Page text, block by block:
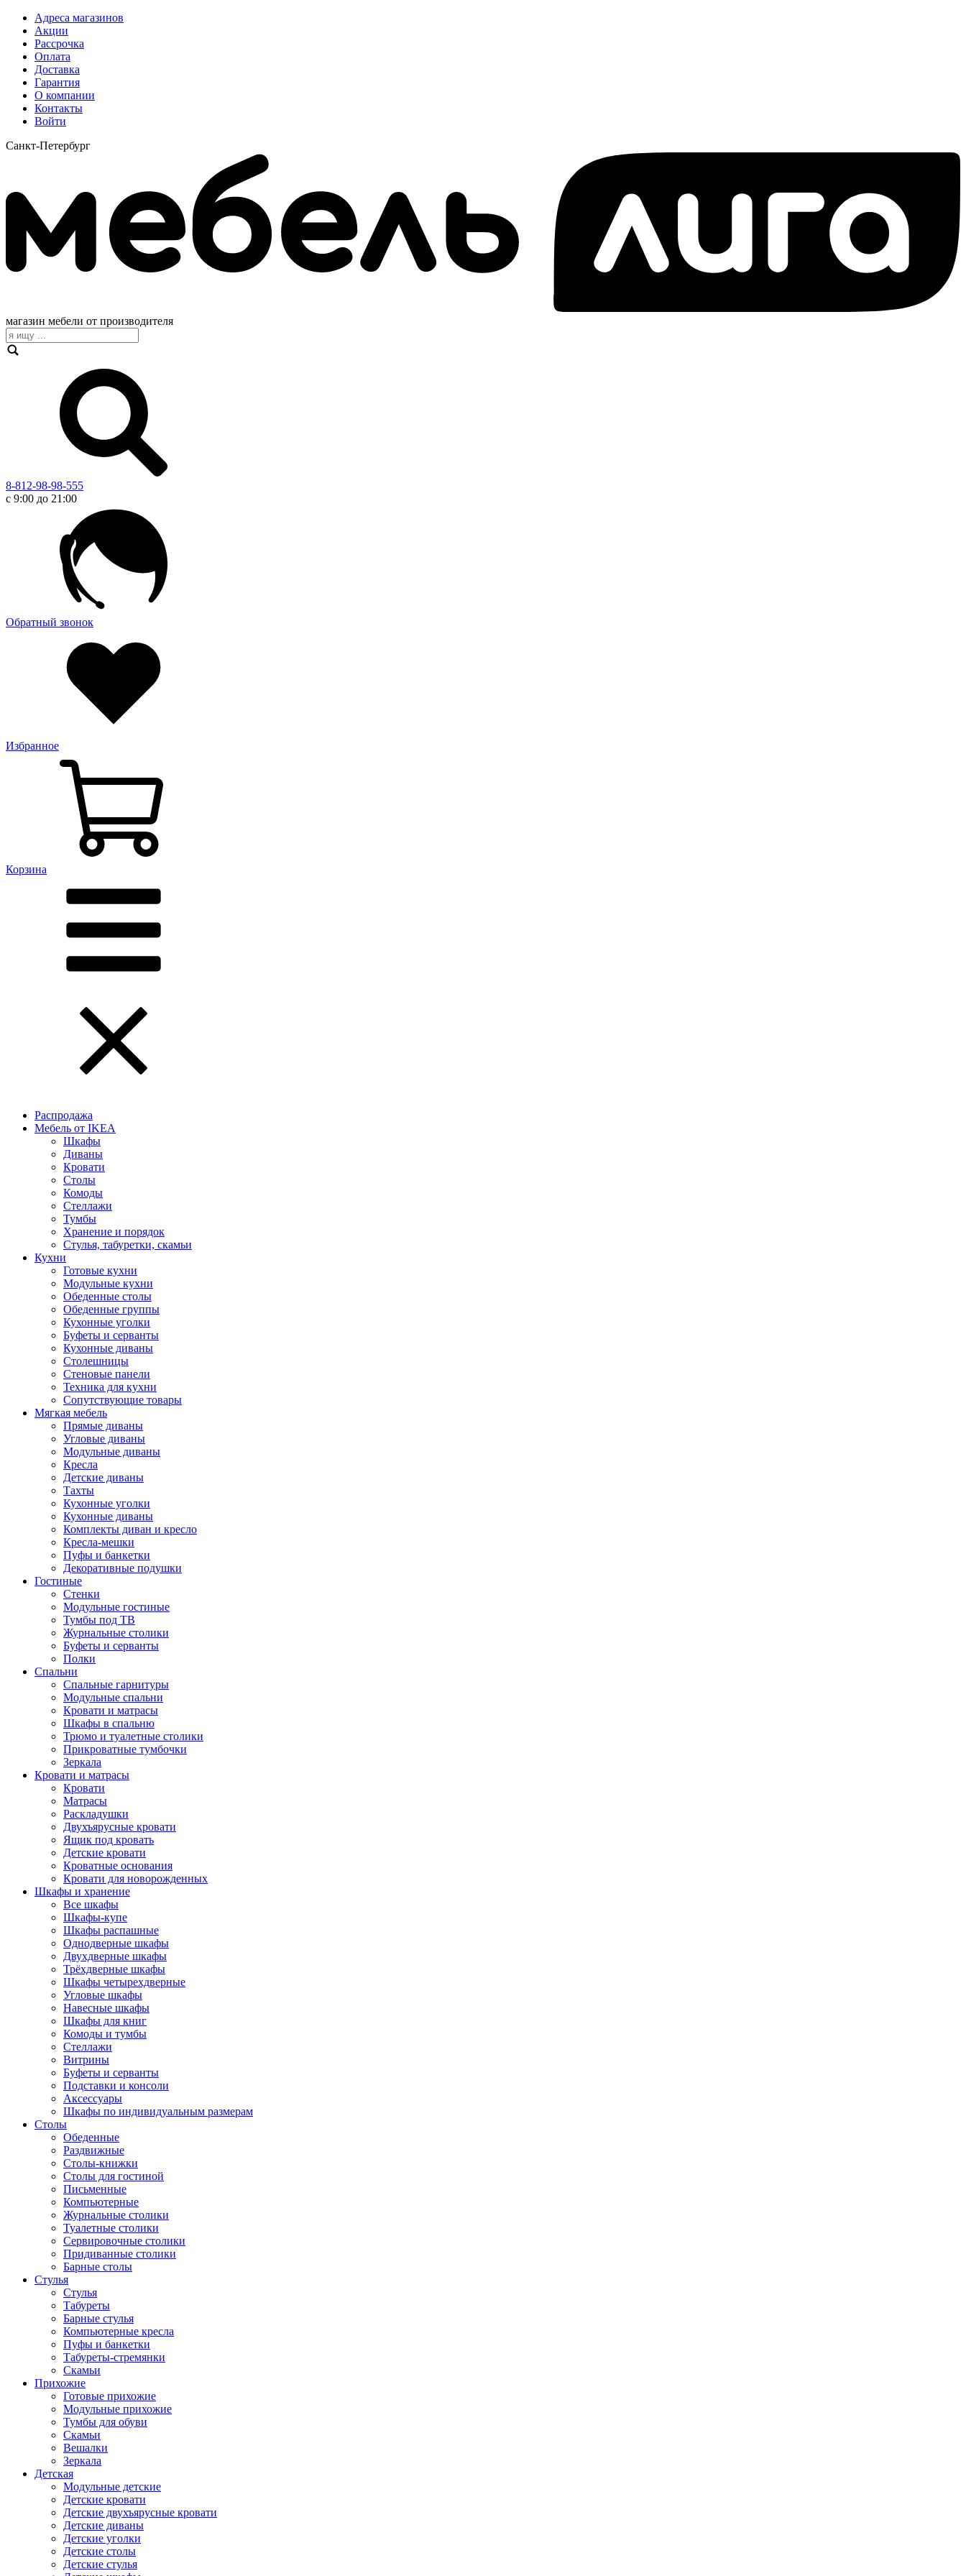
Адреса магазинов
Акции
Рассрочка
Оплата
Доставка
Гарантия
О компании
Контакты
Войти
Санкт-Петербург
магазин мебели от производителя
8-812-98-98-555
с 9:00 до 21:00
Обратный звонок
Избранное
Корзина
Распродажа
Мебель от IKEA
Шкафы
Диваны
Кровати
Столы
Комоды
Стеллажи
Тумбы
Хранение и порядок
Стулья, табуретки, скамьи
Кухни
Готовые кухни
Модульные кухни
Обеденные столы
Обеденные группы
Кухонные уголки
Буфеты и серванты
Кухонные диваны
Столешницы
Стеновые панели
Техника для кухни
Сопутствующие товары
Мягкая мебель
Прямые диваны
Угловые диваны
Модульные диваны
Кресла
Детские диваны
Тахты
Кухонные уголки
Кухонные диваны
Комплекты диван и кресло
Кресла-мешки
Пуфы и банкетки
Декоративные подушки
Гостиные
Стенки
Модульные гостиные
Тумбы под ТВ
Журнальные столики
Буфеты и серванты
Полки
Спальни
Спальные гарнитуры
Модульные спальни
Кровати и матрасы
Шкафы в спальню
Трюмо и туалетные столики
Прикроватные тумбочки
Зеркала
Кровати и матрасы
Кровати
Матрасы
Раскладушки
Двухъярусные кровати
Ящик под кровать
Детские кровати
Кроватные основания
Кровати для новорожденных
Шкафы и хранение
Все шкафы
Шкафы-купе
Шкафы распашные
Однодверные шкафы
Двухдверные шкафы
Трёхдверные шкафы
Шкафы четырехдверные
Угловые шкафы
Навесные шкафы
Шкафы для книг
Комоды и тумбы
Стеллажи
Витрины
Буфеты и серванты
Подставки и консоли
Аксессуары
Шкафы по индивидуальным размерам
Столы
Обеденные
Раздвижные
Столы-книжки
Столы для гостиной
Письменные
Компьютерные
Журнальные столики
Туалетные столики
Сервировочные столики
Придиванные столики
Барные столы
Стулья
Стулья
Табуреты
Барные стулья
Компьютерные кресла
Пуфы и банкетки
Табуреты-стремянки
Скамьи
Прихожие
Готовые прихожие
Модульные прихожие
Тумбы для обуви
Скамьи
Вешалки
Зеркала
Детская
Модульные детские
Детские кровати
Детские двухъярусные кровати
Детские диваны
Детские уголки
Детские столы
Детские стулья